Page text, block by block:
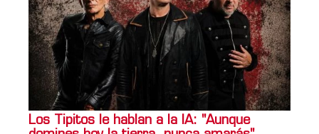
Los Tipitos le hablan a la IA: "Aunque